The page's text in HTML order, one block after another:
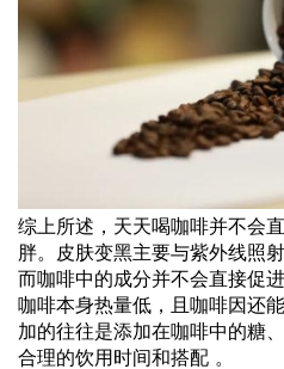
综上所述，天天喝咖啡并不会
胖。皮肤变黑主要与紫外线照
而咖啡中的成分并不会直接促
咖啡本身热量低，且咖啡因还
加的往往是添加在咖啡中的糖
合理的饮用时间和搭配 。